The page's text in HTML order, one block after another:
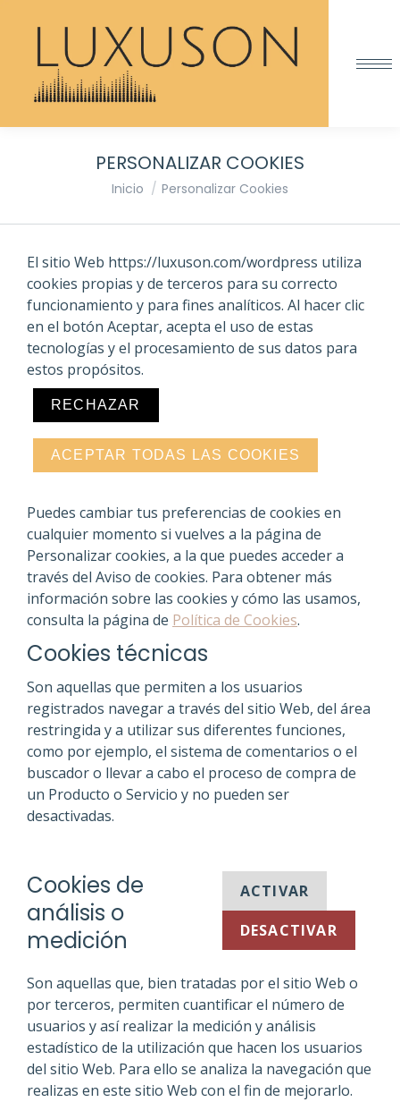
PERSONALIZAR COOKIES
Estás aquí:
Inicio Personalizar Cookies
El sitio Web https://luxuson.com/wordpress utiliza
cookies propias y de terceros para su correcto
funcionamiento y para fines analíticos. Al hacer clic
en el botón Aceptar, acepta el uso de estas
tecnologías y el procesamiento de sus datos para
estos propósitos.
RECHAZAR
ACEPTAR TODAS LAS COOKIES
Puedes cambiar tus preferencias de cookies en
cualquier momento si vuelves a la página de
Personalizar cookies, a la que puedes acceder a
través del Aviso de cookies. Para obtener más
información sobre las cookies y cómo las usamos,
consulta la página de Política de Cookies.
Cookies técnicas
Son aquellas que permiten a los usuarios
registrados navegar a través del sitio Web, del área
restringida y a utilizar sus diferentes funciones,
como por ejemplo, el sistema de comentarios o el
buscador o llevar a cabo el proceso de compra de
un Producto o Servicio y no pueden ser
desactivadas.
Cookies de
análisis o
medición
ACTIVAR
DESACTIVAR
Son aquellas que, bien tratadas por el sitio Web o
por terceros, permiten cuantificar el número de
usuarios y así realizar la medición y análisis
estadístico de la utilización que hacen los usuarios
del sitio Web. Para ello se analiza la navegación que
realizas en este sitio Web con el fin de mejorarlo.